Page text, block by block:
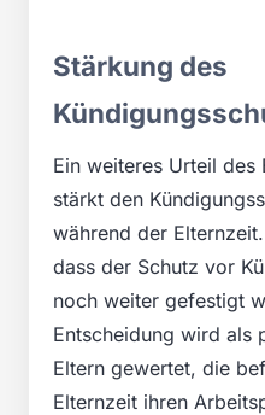
Stärkung des
Ein weiteres Urteil des
stärkt den
während der
dass der Schutz vor
noch weiter gefestigt
Entscheidung wird als
Eltern gewertet, die
Elternzeit ihren